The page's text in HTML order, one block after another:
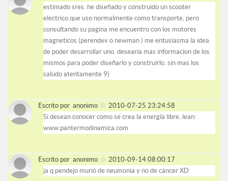
estimado sres. he diseñado y construido un scooter
electrico que uso normalmente como transporte, pero
consultando su pagina me encuentro con los motores
magneticos (perendev o newman ) me entusiasma la idea
de poder desarrollar uno. desearia mas informacion de los
mismos para poder diseñarlo y construirlo. sin mas los
saludo atentamente 9)
Escrito por anonimo
2010-07-25 23:24:58
Si desean conocer como se crea la energía libre, lean:
www.pantermodinamica.com
Escrito por anonimo
2010-09-14 08:00:17
ja q pendejo murió de neumonia y no de cáncer XD